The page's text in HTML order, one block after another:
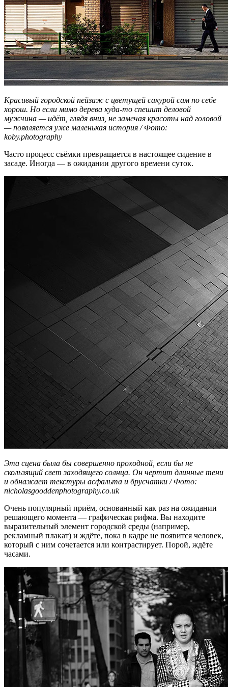
Красивый городской пейзаж с цветущей сакурой сам по себе
хорош. Но если мимо дерева куда-то спешит деловой
мужчина — идёт, глядя вниз, не замечая красоты над головой
— появляется уже маленькая история / Фото:
koby.photography
Часто процесс съёмки превращается в настоящее сидение в
засаде. Иногда — в ожидании другого времени суток.
Эта сцена была бы совершенно проходной, если бы не
скользящий свет заходящего солнца. Он чертит длинные тени
и обнажает текстуры асфальта и брусчатки / Фото:
nicholasgooddenphotography.co.uk
Очень популярный приём, основанный как раз на ожидании
решающего момента — графическая рифма. Вы находите
выразительный элемент городской среды (например,
рекламный плакат) и ждёте, пока в кадре не появится человек,
который с ним сочетается или контрастирует. Порой, ждёте
часами.